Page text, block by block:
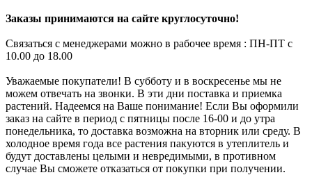
Заказы принимаются на сайте круглосуточно!
Связаться с менеджерами можно в рабочее время : ПН-ПТ с
10.00 до 18.00
Уважаемые покупатели! В субботу и в воскресенье мы не
можем отвечать на звонки. В эти дни поставка и приемка
растений. Надеемся на Ваше понимание! Если Вы оформили
заказ на сайте в период с пятницы после 16-00 и до утра
понедельника, то доставка возможна на вторник или среду. В
холодное время года все растения пакуются в утеплитель и
будут доставлены целыми и невредимыми, в противном
случае Вы сможете отказаться от покупки при получении.